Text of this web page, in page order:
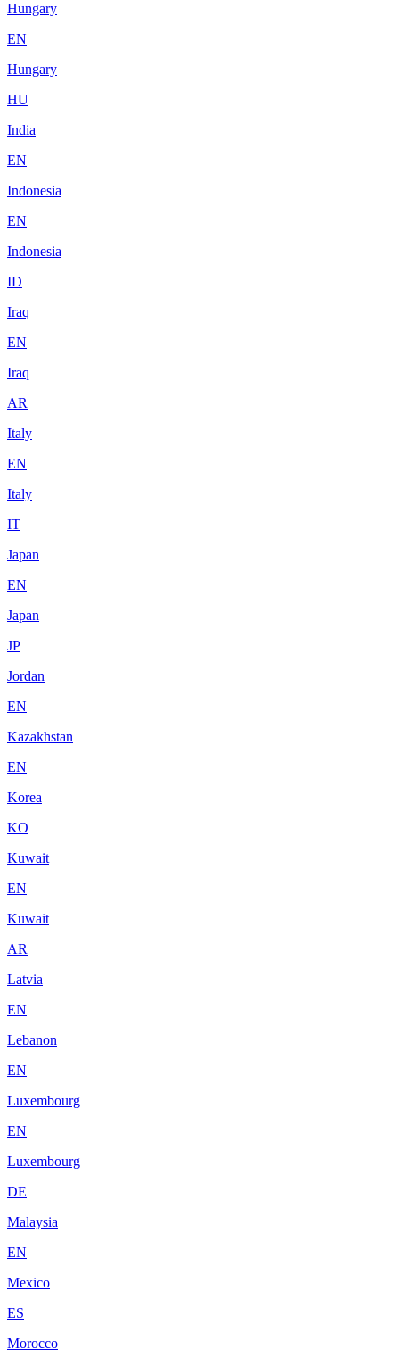
Hungary
EN
Hungary
HU
India
EN
Indonesia
EN
Indonesia
ID
Iraq
EN
Iraq
AR
Italy
EN
Italy
IT
Japan
EN
Japan
JP
Jordan
EN
Kazakhstan
EN
Korea
KO
Kuwait
EN
Kuwait
AR
Latvia
EN
Lebanon
EN
Luxembourg
EN
Luxembourg
DE
Malaysia
EN
Mexico
ES
Morocco